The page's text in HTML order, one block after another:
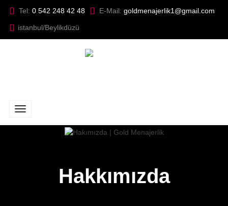
Tel: 0 542 248 42 48 E-Mail: goldmenajerlik1@gmail.com
istanbul/Beylikdüzü
Hakkımızda